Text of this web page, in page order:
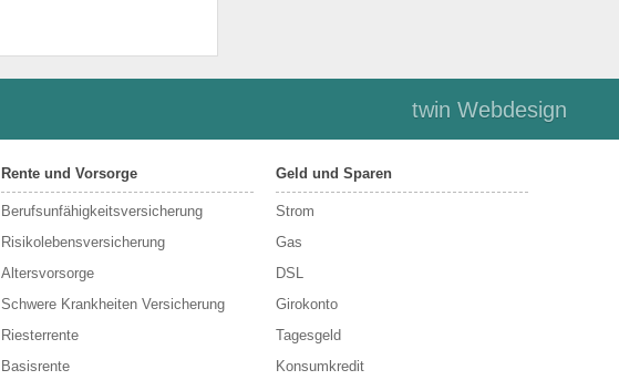
twin Webdesign
Rente und Vorsorge
Berufs­unfähigkeitsversicherung
Risikolebensversicherung
Altersvorsorge
Schwere Krankheiten Versicherung
Riesterrente
Basisrente
Geld und Sparen
Strom
Gas
DSL
Girokonto
Tagesgeld
Konsumkredit